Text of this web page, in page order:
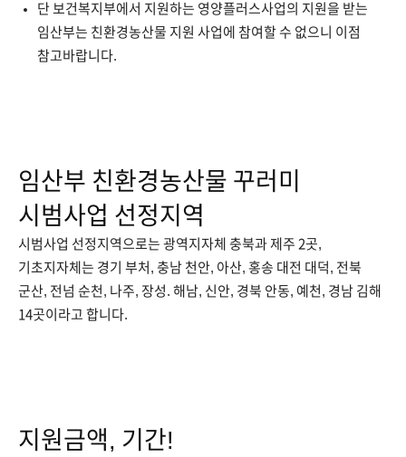
단 보건복지부에서 지원하는 영양플러스사업의 지원을 받는
임산부는 친환경농산물 지원 사업에 참여할 수 없으니 이점
참고바랍니다.
임산부 친환경농산물 꾸러미
시범사업 선정지역
시범사업 선정지역으로는 광역지자체 충북과 제주 2곳,
기초지자체는 경기 부처, 충남 천안, 아산, 홍송 대전 대덕, 전북
군산, 전넘 순천, 나주, 장성. 해남, 신안, 경북 안동, 예천, 경남 김해
14곳이라고 합니다.
지원금액, 기간!